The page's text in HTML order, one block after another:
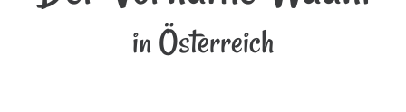
in Österreich